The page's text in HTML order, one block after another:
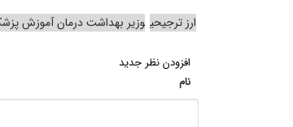
ارز ترجیحی وزیر بهداشت درمان آموزش
افزودن نظر جدید
نام